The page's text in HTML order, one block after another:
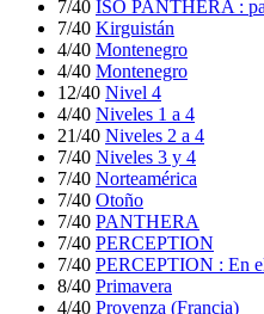
7/40 ISO PANTHERA :
7/40 Kirguistán
4/40 Montenegro
4/40 Montenegro
12/40 Nivel 4
4/40 Niveles 1 a 4
21/40 Niveles 2 a 4
7/40 Niveles 3 y 4
7/40 Norteamérica
7/40 Otoño
7/40 PANTHERA
7/40 PERCEPTION
7/40 PERCEPTION : En
8/40 Primavera
4/40 Provenza (Francia)